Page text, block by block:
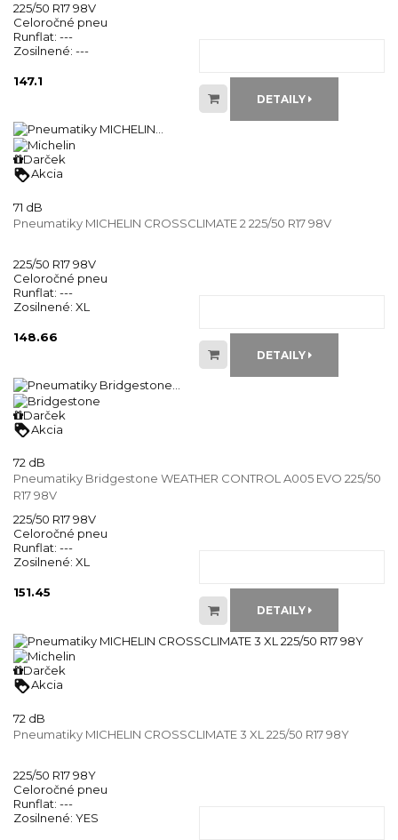
225/50 R17 98V
Celoročné pneu
Runflat: ---
Zosilnené: ---
147.1
DETAILY
Darček
loyaltyAkcia
71 dB
Pneumatiky MICHELIN CROSSCLIMATE 2 225/50 R17 98V
225/50 R17 98V
Celoročné pneu
Runflat: ---
Zosilnené: XL
148.66
DETAILY
Darček
loyaltyAkcia
72 dB
Pneumatiky Bridgestone WEATHER CONTROL A005 EVO 225/50
R17 98V
225/50 R17 98V
Celoročné pneu
Runflat: ---
Zosilnené: XL
151.45
DETAILY
Darček
loyaltyAkcia
72 dB
Pneumatiky MICHELIN CROSSCLIMATE 3 XL 225/50 R17 98Y
225/50 R17 98Y
Celoročné pneu
Runflat: ---
Zosilnené: YES